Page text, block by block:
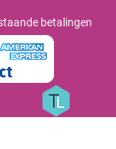
betalingen